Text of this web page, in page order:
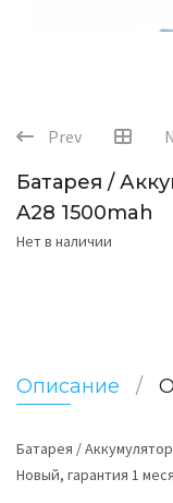
Prev
Батарея /
A28 1500mah
Нет в наличии
Описание
Батарея /
Новый, гарантия 1